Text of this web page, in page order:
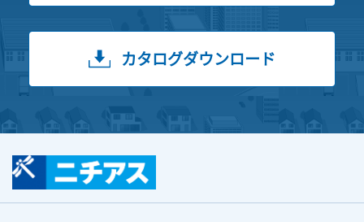
カタログダウンロード